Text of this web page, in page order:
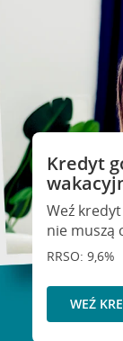
Kredyt
Weź
nie muszą
RRSO: 9,6%
WEŹ